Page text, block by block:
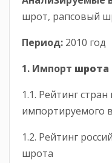
шрот, рапсовый
Период: 2010 год
1. Импорт шрота
1.1. Рейтинг
импортируемого
1.2. Рейтинг
шрота